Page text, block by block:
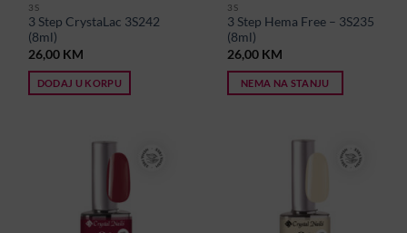
3S
3 Step CrystaLac 3S242
(8ml)
26,00 KM
DODAJ U KORPU
3S
3 Step Hema Free – 3S235
(8ml)
26,00 KM
NEMA NA STANJU